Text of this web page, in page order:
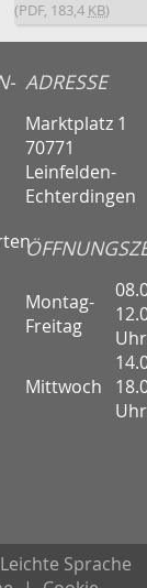
(PDF, 183,4 KB)
ADRESSE
Marktplatz 1
70771
Leinfelden-
Echterdingen
Montag-
Freitag
Uhr
Mittwoch
Uhr
Leichte Sprache